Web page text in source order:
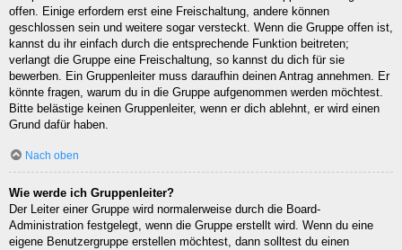
offen. Einige erfordern erst eine Freischaltung, andere können
geschlossen sein und weitere sogar versteckt. Wenn die Gruppe offen ist,
kannst du ihr einfach durch die entsprechende Funktion beitreten;
verlangt die Gruppe eine Freischaltung, so kannst du dich für sie
bewerben. Ein Gruppenleiter muss daraufhin deinen Antrag annehmen. Er
könnte fragen, warum du in die Gruppe aufgenommen werden möchtest.
Bitte belästige keinen Gruppenleiter, wenn er dich ablehnt, er wird einen
Grund dafür haben.
Nach oben
Wie werde ich Gruppenleiter?
Der Leiter einer Gruppe wird normalerweise durch die Board-
Administration festgelegt, wenn die Gruppe erstellt wird. Wenn du eine
eigene Benutzergruppe erstellen möchtest, dann solltest du einen